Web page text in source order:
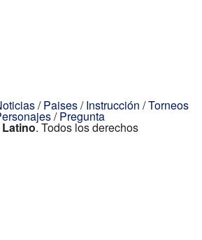
/Paises/Instrucción /Torneos
/Pregunta
. Todos los derechos